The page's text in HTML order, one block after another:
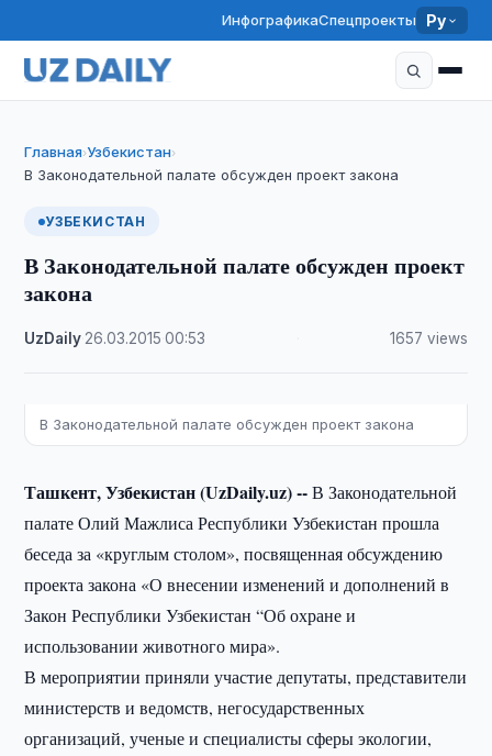
ИнфографикаСпецпроекты Ру
Главная›Узбекистан›
В Законодательной палате обсужден проект закона
УЗБЕКИСТАН
В Законодательной палате обсужден проект
закона
UzDaily 26.03.2015 ·00:53 1657 views
В Законодательной палате обсужден проект закона
Ташкент, Узбекистан (UzDaily.uz) --В Законодательной
палате Олий Мажлиса Республики Узбекистан прошла
беседа за «круглым столом», посвященная обсуждению
проекта закона «О внесении изменений и дополнений в
Закон Республики Узбекистан “Об охране и
использовании животного мира».
В мероприятии приняли участие депутаты, представители
министерств и ведомств, негосударственных
организаций, ученые и специалисты сферы экологии,